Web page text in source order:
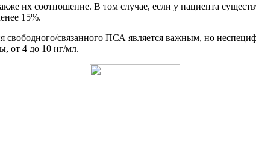
их соотношение. В том случае, если у пациента
15%.
связанного ПСА является важным, но
от 4 до 10 нг/мл.